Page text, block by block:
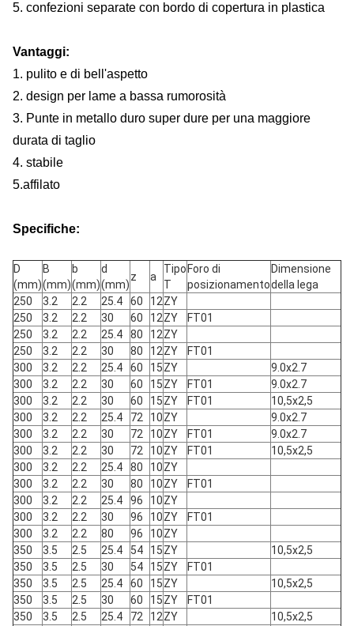
5. confezioni separate con bordo di copertura in plastica
Vantaggi:
1. pulito e di bell'aspetto
2. design per lame a bassa rumorosità
3. Punte in metallo duro super dure per una maggiore
durata di taglio
4. stabile
5.affilato
Specifiche:
D
(mm)
B
(mm)
b
(mm)
d
(mm)
z a
Tipo
T
Foro di
posizionamento
Dimensione
della lega
250
3.2 2.2 25.4 60 12ZY
250
3.2 2.2 30 60 12ZY
FT01
250
3.2 2.2 25.4 80 12ZY
250
3.2 2.2 30 80 12ZY
FT01
300
3.2 2.2 25.4 60 15ZY
9.0x2.7
300
3.2 2.2 30 60 15ZY FT01
9.0x2.7
300
3.2 2.2 30 60 15ZY FT01
10,5x2,5
300
3.2 2.2 25.4 72 10ZY
9.0x2.7
300
3.2 2.2 30 72 10ZY FT01
9.0x2.7
300
3.2 2.2 30 72 10ZY FT01
10,5x2,5
300
3.2 2.2 25.4 80 10ZY
300
3.2 2.2 30 80 10ZY
FT01
300
3.2 2.2 25.4 96 10ZY
300
3.2 2.2 30 96 10ZY
FT01
300
3.2 2.2 80 96 10ZY
350
3.5 2.5 25.4 54 15ZY
10,5x2,5
350
3.5 2.5 30 54 15ZY
FT01
350
3.5 2.5 25.4 60 15ZY
10,5x2,5
350
3.5 2.5 30 60 15ZY
FT01
350
3.5 2.5 25.4 72 12ZY
10,5x2,5